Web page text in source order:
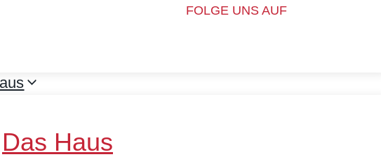
FOLGE UNS AUF
Das Haus